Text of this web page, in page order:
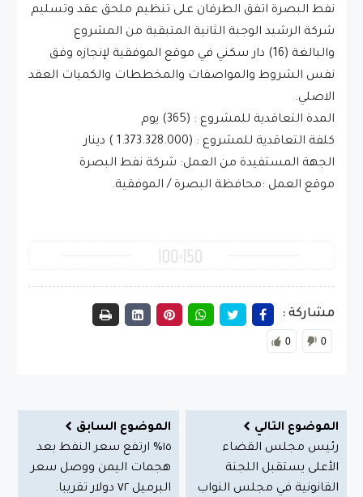
نفط البصرة اتفق الطرفان على تنظيم ملحق عقد وتسليم
شركة الرشيد الوجبة الثانية المتبقية من المشروع
والبالغة (16) دار سكني في موقع الموفقية لإنجازه وفق
نفس الشروط والمواصفات والمخططات والكميات العقد
الاصلي.
المدة التعاقدية للمشروع : (365) يوم
كلفة التعاقدية للمشروع : (1.373.328.000 ) دينار
الجهة المستفيدة من العمل: شركة نفط البصرة
موقع العمل :محافظة البصرة / الموفقية.
مشاركة :
0 0
الموضوع التالي
رئيس مجلس القضاء
الأعلى يستقبل اللجنة
القانونية في مجلس النواب
الموضوع السابق
١٥% ارتفع سعر النفط بعد
هجمات اليمن ووصل سعر
البرميل ٧٢ دولار تقريبا.